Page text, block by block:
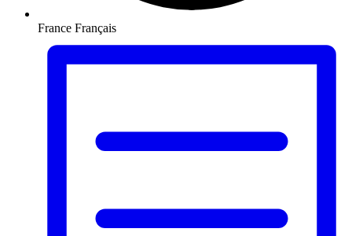
France Français